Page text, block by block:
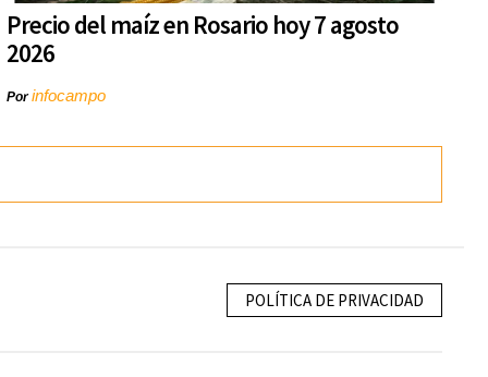
Precio del maíz en Rosario hoy 7 agosto
2026
Porinfocampo
POLÍTICA DE PRIVACIDAD